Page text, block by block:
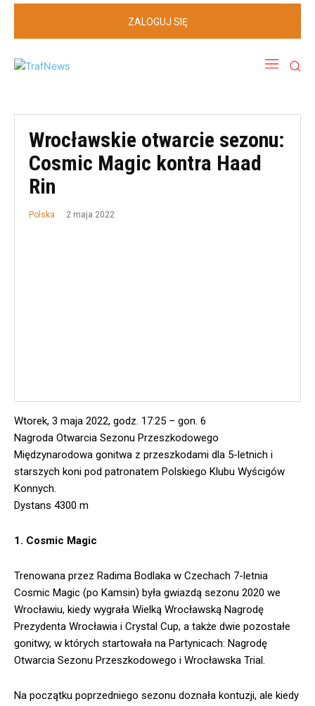
ZALOGUJ SIĘ
Wrocławskie otwarcie sezonu:
Cosmic Magic kontra Haad
Rin
Polska 2 maja 2022
Wtorek, 3 maja 2022, godz. 17:25 – gon. 6
Nagroda Otwarcia Sezonu Przeszkodowego
Międzynarodowa gonitwa z przeszkodami dla 5-letnich i
starszych koni pod patronatem Polskiego Klubu Wyścigów
Konnych.
Dystans 4300 m
1. Cosmic Magic
Trenowana przez Radima Bodlaka w Czechach 7-letnia
Cosmic Magic (po Kamsin) była gwiazdą sezonu 2020 we
Wrocławiu, kiedy wygrała Wielką Wrocławską Nagrodę
Prezydenta Wrocławia i Crystal Cup, a także dwie pozostałe
gonitwy, w których startowała na Partynicach: Nagrodę
Otwarcia Sezonu Przeszkodowego i Wrocławska Trial.
Na początku poprzedniego sezonu doznała kontuzji, ale kiedy